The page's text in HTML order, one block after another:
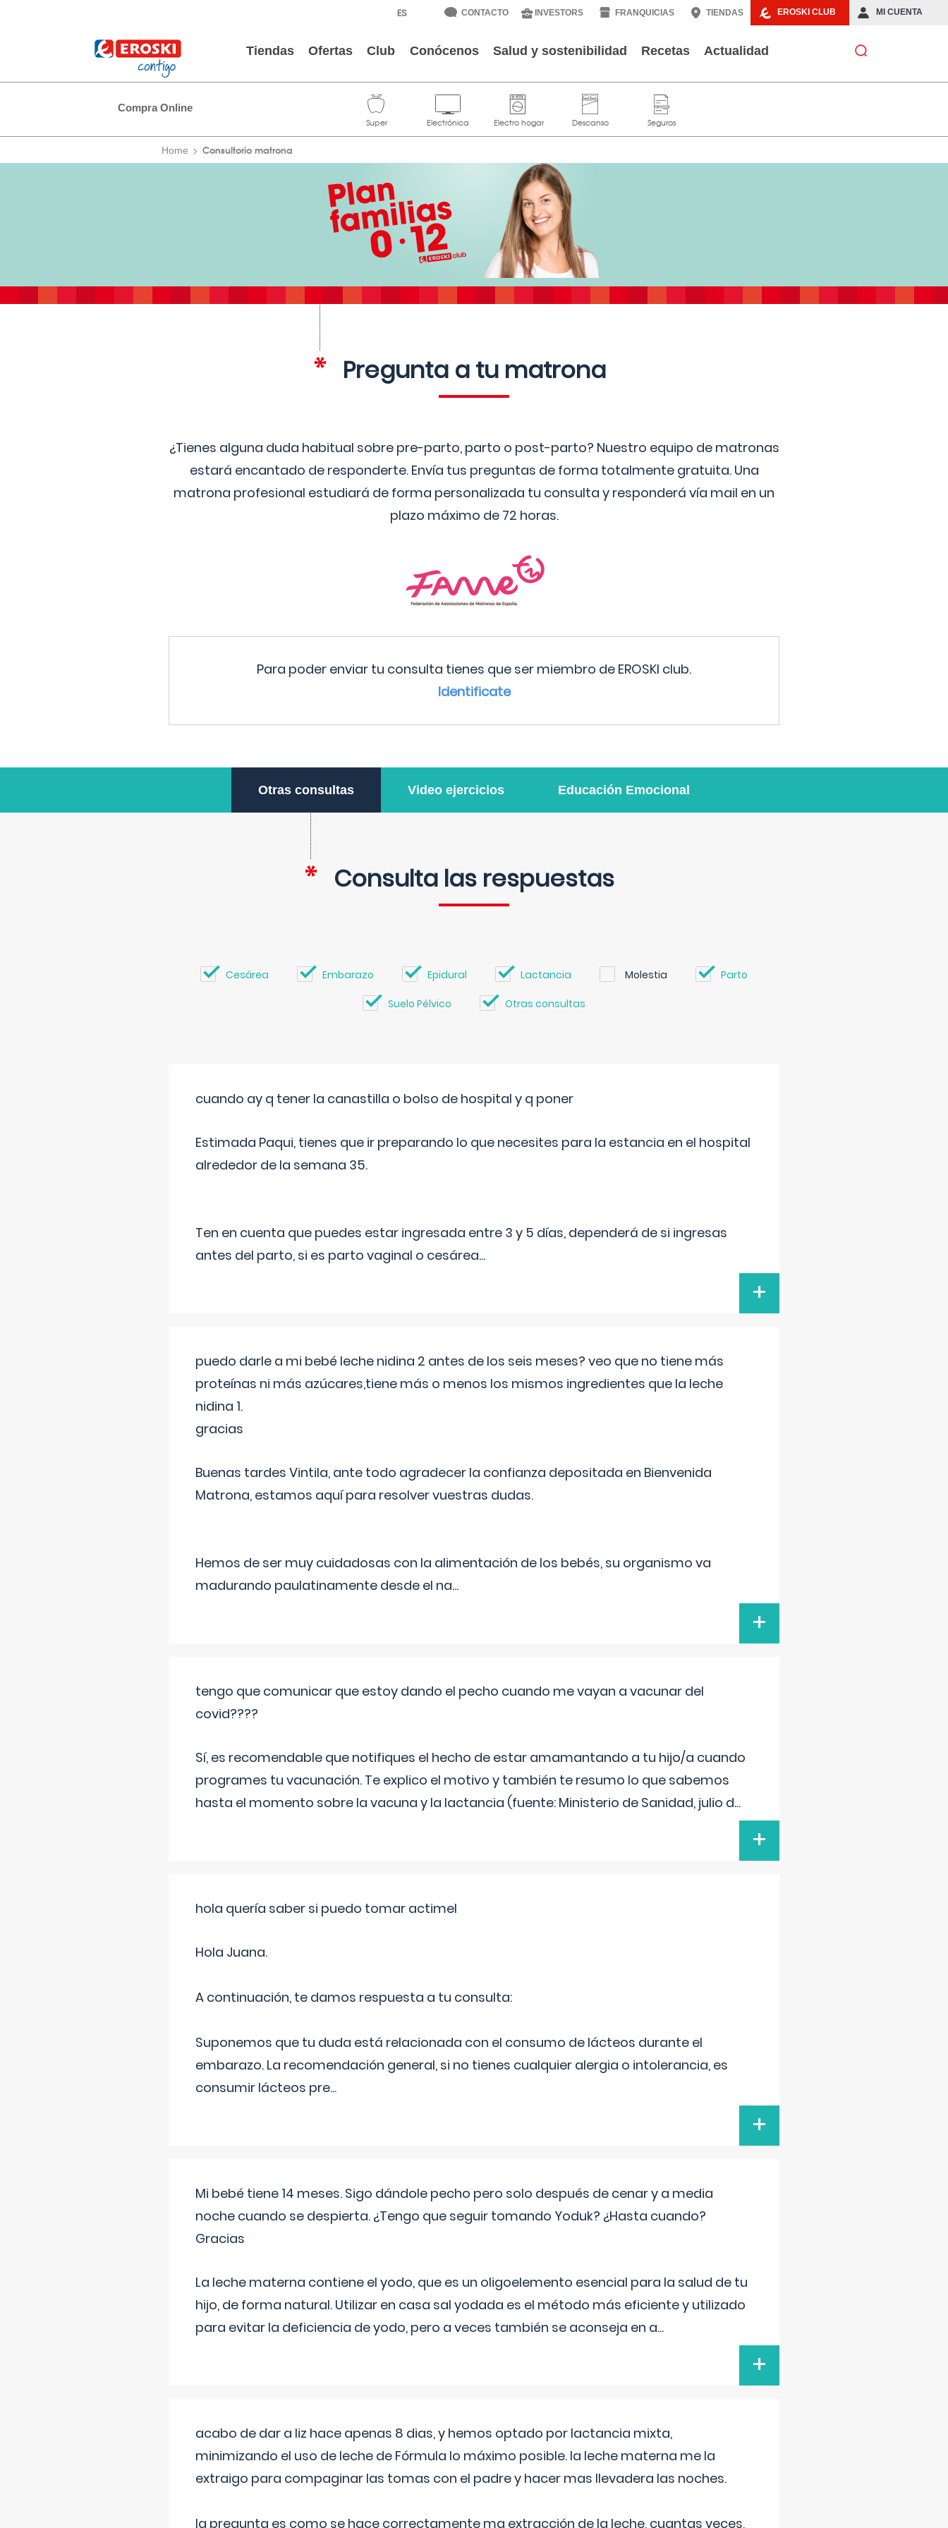
EROSKI CLUB MI CUENTA
CONTACTO INVESTORS FRANQUICIAS TIENDAS
Tiendas Ofertas Club Conócenos Salud y sostenibilidad Recetas Actualidad
Compra Online
Home Consultorio matrona
Pregunta a tu matrona
¿Tienes alguna duda habitual sobre pre-parto, parto o post-parto? Nuestro equipo de matronas
estará encantado de responderte. Envía tus preguntas de forma totalmente gratuita. Una
matrona profesional estudiará de forma personalizada tu consulta y responderá vía mail en un
plazo máximo de 72 horas.
Para poder enviar tu consulta tienes que ser miembro de EROSKI club.
Identificate
Otras consultas Video ejercicios Educación Emocional
Consulta las respuestas
Cesárea Embarazo Epidural Lactancia Molestia Parto
Suelo Pélvico Otras consultas
cuando ay q tener la canastilla o bolso de hospital y q poner
Estimada Paqui, tienes que ir preparando lo que necesites para la estancia en el hospital
alrededor de la semana 35.
Ten en cuenta que puedes estar ingresada entre 3 y 5 días, dependerá de si ingresas
antes del parto, si es parto vaginal o cesárea...
+
puedo darle a mi bebé leche nidina 2 antes de los seis meses? veo que no tiene más
proteínas ni más azúcares,tiene más o menos los mismos ingredientes que la leche
nidina 1.
gracias
Buenas tardes Vintila, ante todo agradecer la confianza depositada en Bienvenida
Matrona, estamos aquí para resolver vuestras dudas.
Hemos de ser muy cuidadosas con la alimentación de los bebés, su organismo va
madurando paulatinamente desde el na...
+
tengo que comunicar que estoy dando el pecho cuando me vayan a vacunar del
covid????
Sí, es recomendable que notifiques el hecho de estar amamantando a tu hijo/a cuando
programes tu vacunación. Te explico el motivo y también te resumo lo que sabemos
hasta el momento sobre la vacuna y la lactancia (fuente: Ministerio de Sanidad, julio d...
+
hola quería saber si puedo tomar actimel
Hola Juana.
A continuación, te damos respuesta a tu consulta:
Suponemos que tu duda está relacionada con el consumo de lácteos durante el
embarazo. La recomendación general, si no tienes cualquier alergia o intolerancia, es
consumir lácteos pre...
+
Mi bebé tiene 14 meses. Sigo dándole pecho pero solo después de cenar y a media
noche cuando se despierta. ¿Tengo que seguir tomando Yoduk? ¿Hasta cuando?
Gracias
La leche materna contiene el yodo, que es un oligoelemento esencial para la salud de tu
hijo, de forma natural. Utilizar en casa sal yodada es el método más eficiente y utilizado
para evitar la deficiencia de yodo, pero a veces también se aconseja en a...
+
acabo de dar a liz hace apenas 8 dias, y hemos optado por lactancia mixta,
minimizando el uso de leche de Fórmula lo máximo posible. la leche materna me la
extraigo para compaginar las tomas con el padre y hacer mas llevadera las noches.
la pregunta es como se hace correctamente ma extracción de la leche, cuantas veces,